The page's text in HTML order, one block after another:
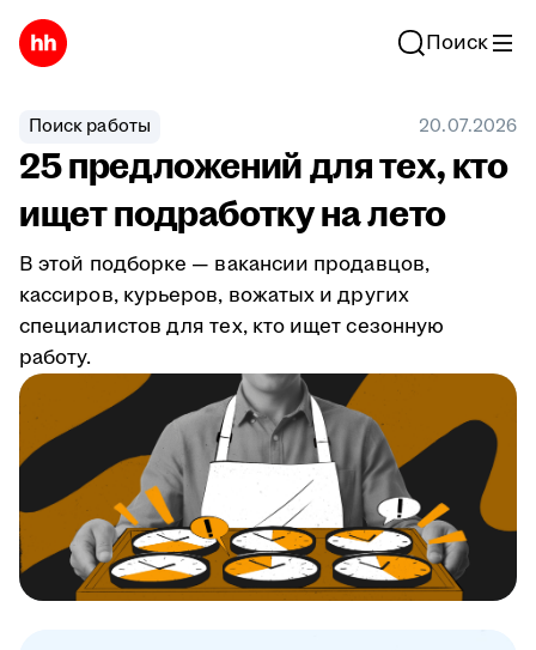
Поиск
Поиск работы 20.07.2026
25 предложений для тех, кто
ищет подработку на лето
В этой подборке — вакансии продавцов,
кассиров, курьеров, вожатых и других
специалистов для тех, кто ищет сезонную
работу.